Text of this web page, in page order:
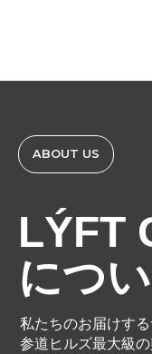
ABOUT US
LÝFT
につ
私たちのお届けす
参道ヒルズ最大級